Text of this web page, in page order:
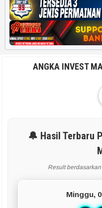
ANGKA INVEST
🔔 Hasil Terbaru
Result
Minggu,